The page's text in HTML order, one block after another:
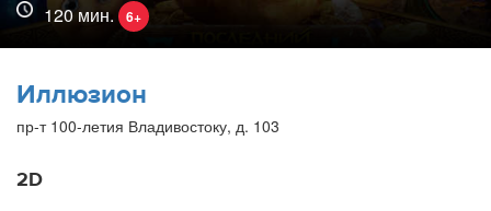
120 мин.
6+
Иллюзион
пр-т 100-летия Владивостоку, д. 103
2D